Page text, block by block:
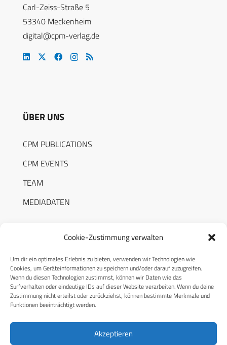
Cookie-Zustimmung verwalten
Um dir ein optimales Erlebnis zu bieten, verwenden wir Technologien wie
Cookies, um Geräteinformationen zu speichern und/oder darauf zuzugreifen.
Wenn du diesen Technologien zustimmst, können wir Daten wie das
Surfverhalten oder eindeutige IDs auf dieser Website verarbeiten. Wenn du deine
Zustimmung nicht erteilst oder zurückziehst, können bestimmte Merkmale und
Funktionen beeinträchtigt werden.
Akzeptieren
Carl-Zeiss-Straße 5
53340 Meckenheim
digital@cpm-verlag.de
ÜBER UNS
CPM PUBLICATIONS
CPM EVENTS
TEAM
MEDIADATEN
RECHTLICHES
Datenschutzerklärung
Cookie-Richtlinie (EU)